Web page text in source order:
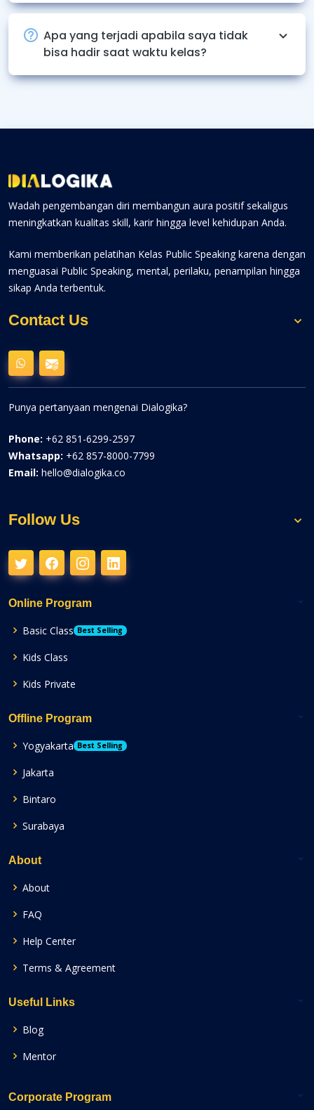
Apa yang terjadi apabila saya tidak
bisa hadir saat waktu kelas?
Wadah pengembangan diri membangun aura positif sekaligus
meningkatkan kualitas skill, karir hingga level kehidupan Anda.
Kami memberikan pelatihan Kelas Public Speaking karena dengan
menguasai Public Speaking, mental, perilaku, penampilan hingga
sikap Anda terbentuk.
Contact Us
Punya pertanyaan mengenai Dialogika?
Phone: +62 851-6299-2597
Whatsapp: +62 857-8000-7799
Email: hello@dialogika.co
Follow Us
Online Program
Basic Class Best Selling
Kids Class
Kids Private
Offline Program
Yogyakarta Best Selling
Jakarta
Bintaro
Surabaya
About
About
FAQ
Help Center
Terms & Agreement
Useful Links
Blog
Mentor
Corporate Program